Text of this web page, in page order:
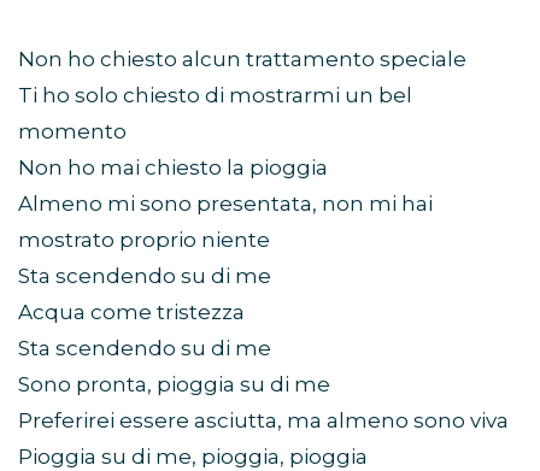
Non ho chiesto alcun trattamento speciale
Ti ho solo chiesto di mostrarmi un bel
momento
Non ho mai chiesto la pioggia
Almeno mi sono presentata, non mi hai
mostrato proprio niente
Sta scendendo su di me
Acqua come tristezza
Sta scendendo su di me
Sono pronta, pioggia su di me
Preferirei essere asciutta, ma almeno sono viva
Pioggia su di me, pioggia, pioggia